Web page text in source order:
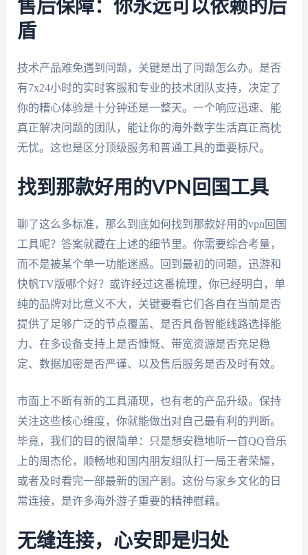
售后保障：你永远可以依赖的后
盾
技术产品难免遇到问题，关键是出了问题怎么办。是否
有7x24小时的实时客服和专业的技术团队支持，决定了
你的糟心体验是十分钟还是一整天。一个响应迅速、能
真正解决问题的团队，能让你的海外数字生活真正高枕
无忧。这也是区分顶级服务和普通工具的重要标尺。
找到那款好用的VPN回国工具
聊了这么多标准，那么到底如何找到那款好用的vpn回国
工具呢？答案就藏在上述的细节里。你需要综合考量，
而不是被某个单一功能迷惑。回到最初的问题，迅游和
快帆TV版哪个好？或许经过这番梳理，你已经明白，单
纯的品牌对比意义不大，关键要看它们各自在当前是否
提供了足够广泛的节点覆盖、是否具备智能线路选择能
力、在多设备支持上是否慷慨、带宽资源是否充足稳
定、数据加密是否严谨、以及售后服务是否及时有效。
市面上不断有新的工具涌现，也有老的产品升级。保持
关注这些核心维度，你就能做出对自己最有利的判断。
毕竟，我们的目的很简单：只是想安稳地听一首QQ音乐
上的周杰伦，顺畅地和国内朋友组队打一局王者荣耀，
或者及时看完一部最新的国产剧。这份与家乡文化的日
常连接，是许多海外游子重要的精神慰藉。
无缝连接，心安即是归处